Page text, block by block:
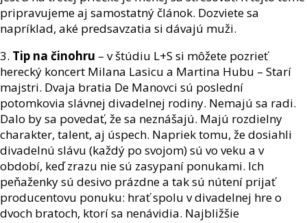
pripravujeme aj samostatný článok. Dozviete sa
napríklad, aké predsavzatia si dávajú muži.
3. Tip na činohru – v štúdiu L+S si môžete pozrieť
herecký koncert Milana Lasicu a Martina Hubu – Starí
majstri. Dvaja bratia De Manovci sú poslední
potomkovia slávnej divadelnej rodiny. Nemajú sa radi.
Dalo by sa povedať, že sa neznášajú. Majú rozdielny
charakter, talent, aj úspech. Napriek tomu, že dosiahli
divadelnú slávu (každý po svojom) sú vo veku a v
období, keď zrazu nie sú zasypaní ponukami. Ich
peňaženky sú desivo prázdne a tak sú nútení prijať
producentovu ponuku: hrať spolu v divadelnej hre o
dvoch bratoch, ktorí sa nenávidia. Najbližšie